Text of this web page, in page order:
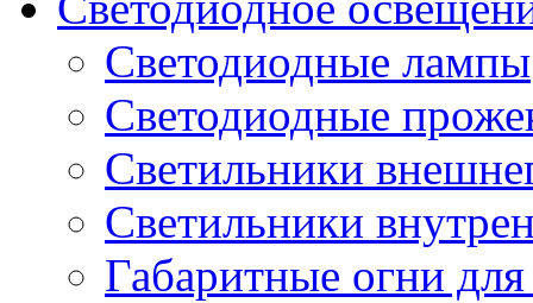
Светодиодные лампы
Светодиодные
Светильники
Светильники
Габаритные огни